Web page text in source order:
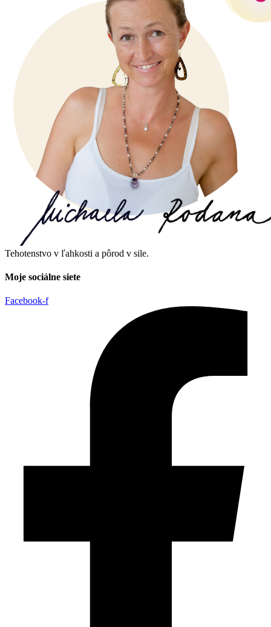
Tehotenstvo v ľahkosti a pôrod v sile.
Moje sociálne siete
Facebook-f